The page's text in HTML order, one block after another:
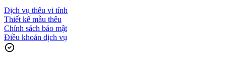
Dịch vụ thêu vi tính
Thiết kế mẫu thêu
Chính sách bảo mật
Điều khoản dịch vụ